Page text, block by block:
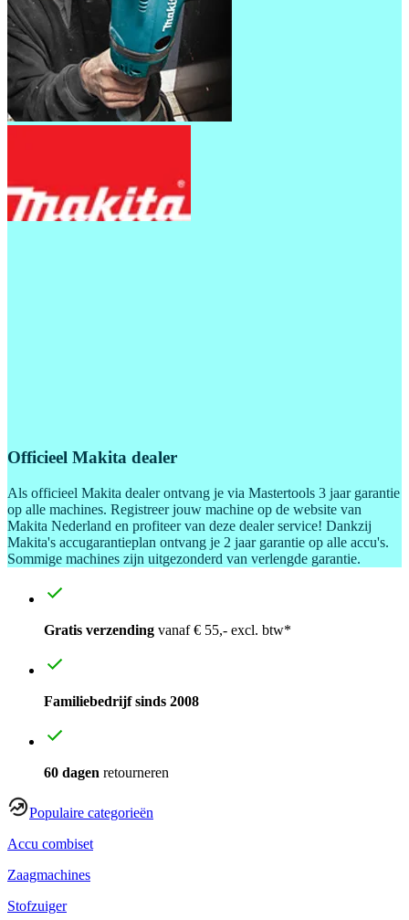
Officieel Makita dealer
Als officieel Makita dealer ontvang je via Mastertools 3 jaar garantie
op alle machines. Registreer jouw machine op de website van
Makita Nederland en profiteer van deze dealer service! Dankzij
Makita's accugarantieplan ontvang je 2 jaar garantie op alle accu's.
Sommige machines zijn uitgezonderd van verlengde garantie.
Gratis verzending vanaf € 55,- excl. btw*
Familiebedrijf sinds 2008
60 dagen retourneren
Populaire categorieën
Accu combiset
Zaagmachines
Stofzuiger